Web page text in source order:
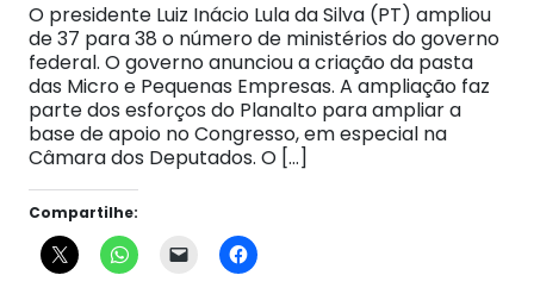
O presidente Luiz Inácio Lula da Silva (PT) ampliou
de 37 para 38 o número de ministérios do governo
federal. O governo anunciou a criação da pasta
das Micro e Pequenas Empresas. A ampliação faz
parte dos esforços do Planalto para ampliar a
base de apoio no Congresso, em especial na
Câmara dos Deputados. O […]
Compartilhe: